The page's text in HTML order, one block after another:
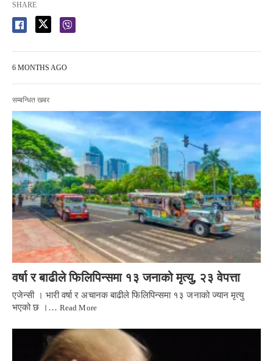
SHARE
6 MONTHS AGO
सम्बन्धित खबर
वर्षा र बाढीले फिलिपिन्समा १३ जनाको मृत्यु, २३ वेपत्ता
एजेन्सी । भारी वर्षा र अचानक बाढीले फिलिपिन्समा १३ जनाको ज्यान मृत्यु
भएको छ ।… Read More